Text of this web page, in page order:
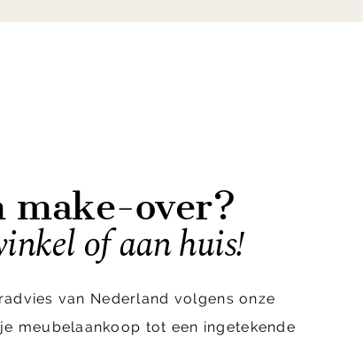
make-over?
of aan huis!
van Nederland volgens onze
meubelaankoop tot een ingetekende